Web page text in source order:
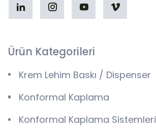
Ürün Kategorileri
Krem Lehim Baskı / Dispenser
Konformal Kaplama
Konformal Kaplama Sistemleri